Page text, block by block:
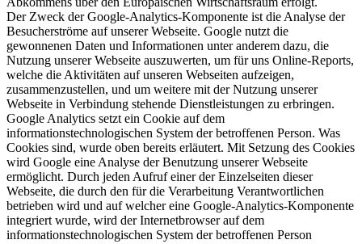
Der Zweck der Google-Analytics-Komponente ist die Analyse der
Besucherströme auf unserer Webseite. Google nutzt die
gewonnenen Daten und Informationen unter anderem dazu, die
Nutzung unserer Webseite auszuwerten, um für uns Online-Reports,
welche die Aktivitäten auf unseren Webseiten aufzeigen,
zusammenzustellen, und um weitere mit der Nutzung unserer
Webseite in Verbindung stehende Dienstleistungen zu erbringen.
Google Analytics setzt ein Cookie auf dem
informationstechnologischen System der betroffenen Person. Was
Cookies sind, wurde oben bereits erläutert. Mit Setzung des Cookies
wird Google eine Analyse der Benutzung unserer Webseite
ermöglicht. Durch jeden Aufruf einer der Einzelseiten dieser
Webseite, die durch den für die Verarbeitung Verantwortlichen
betrieben wird und auf welcher eine Google-Analytics-Komponente
integriert wurde, wird der Internetbrowser auf dem
informationstechnologischen System der betroffenen Person